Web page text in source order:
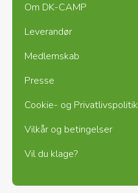
Om DK-CAMP
Leverandør
Medlemskab
Presse
Cookie- og Privatlivspolitik
Vilkår og betingelser
Vil du klage?